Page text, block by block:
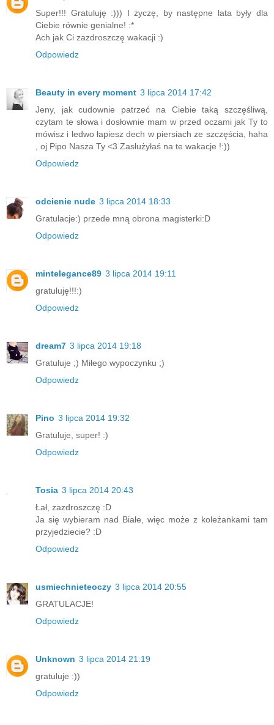
Super!!! Gratuluję :))) I życzę, by następne lata były dla
Ciebie równie genialne! :*
Ach jak Ci zazdroszczę wakacji :)
Odpowiedz
Beauty in every moment 3 lipca 2014 17:42
Jeny, jak cudownie patrzeć na Ciebie taką szczęśliwą,
czytam te słowa i dosłownie mam w przed oczami jak Ty to
mówisz i ledwo łapiesz dech w piersiach ze szczęścia, haha
, oj Pipo Nasza Ty <3 Zasłużyłaś na te wakacje !:))
Odpowiedz
odcienie nude 3 lipca 2014 18:33
Gratulacje:) przede mną obrona magisterki:D
Odpowiedz
mintelegance89 3 lipca 2014 19:11
gratuluję!!!:)
Odpowiedz
dream7 3 lipca 2014 19:18
Gratuluje ;) Miłego wypoczynku ;)
Odpowiedz
Pino 3 lipca 2014 19:32
Gratuluje, super! :)
Odpowiedz
Tosia 3 lipca 2014 20:43
Łał, zazdroszczę :D
Ja się wybieram nad Białe, więc może z koleżankami tam
przyjedziecie? :D
Odpowiedz
usmiechnieteoczy 3 lipca 2014 20:55
GRATULACJE!
Odpowiedz
Unknown 3 lipca 2014 21:19
gratuluje :))
Odpowiedz